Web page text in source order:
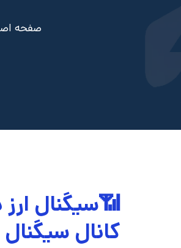
صفحه
📶سیگنال
کانال